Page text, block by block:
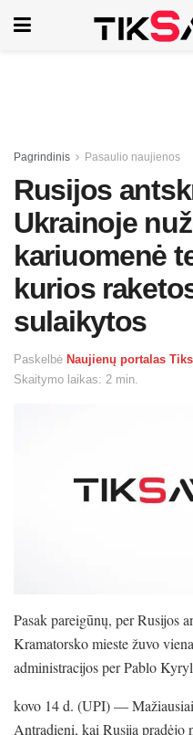
Pagrindinis Pasaulio naujienos
Rusijos
Ukrainoje
kariuomenė
kurios
sulaikytos
Paskelbė Naujienų portalas
Skaitymo laikas: 2 min.
Pasak pareigūnų, per Rusijos
Kramatorsko mieste žuvo
administracijos per Pablo
kovo 14 d. (UPI) —
Antradienį, kai Rusija pradėjo